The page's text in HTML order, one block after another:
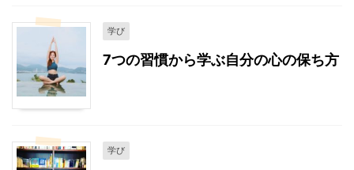
学び
7つの習慣から学ぶ自分の心の保ち方
学び